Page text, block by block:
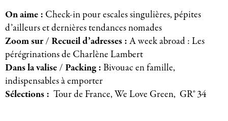
On aime : Check-in pour escales singulières, pépites
d’ailleurs et dernières tendances nomades
Zoom sur / Recueil d’adresses :A week abroad : Les
pérégrinations de Charlène Lambert
Dans la valise / Packing :Bivouac en famille,
indispensables à emporter
Sélections : Tour de France, We Love Green, GR® 34